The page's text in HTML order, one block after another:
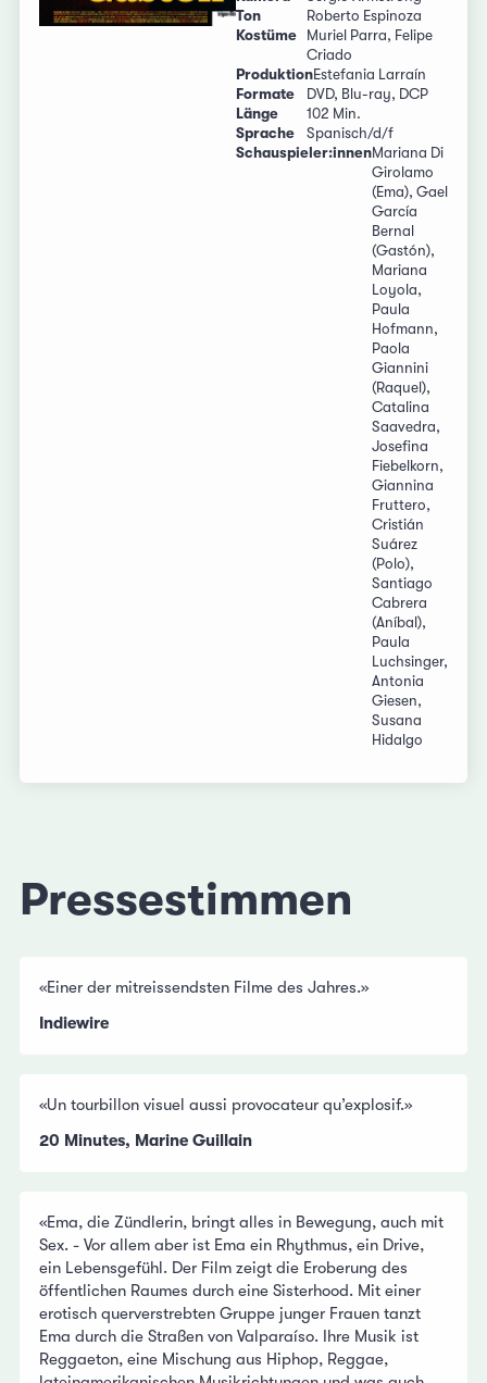
Ton
Roberto Espinoza
Kostüme
Muriel Parra, Felipe
Criado
ProduktionEstefania Larraín
Formate
DVD, Blu-ray, DCP
Länge
102 Min.
Sprache
Spanisch/d/f
Schauspieler:innenMariana Di
Girolamo
(Ema), Gael
García
Bernal
(Gastón),
Mariana
Loyola,
Paula
Hofmann,
Paola
Giannini
(Raquel),
Catalina
Saavedra,
Josefina
Fiebelkorn,
Giannina
Fruttero,
Cristián
Suárez
(Polo),
Santiago
Cabrera
(Aníbal),
Paula
Luchsinger,
Antonia
Giesen,
Susana
Hidalgo
Pressestimmen
«Einer der mitreissendsten Filme des Jahres.»
Indiewire
«Un tourbillon visuel aussi provocateur qu’explosif.»
20 Minutes, Marine Guillain
«Ema, die Zündlerin, bringt alles in Bewegung, auch mit
Sex. - Vor allem aber ist Ema ein Rhythmus, ein Drive,
ein Lebensgefühl. Der Film zeigt die Eroberung des
öffentlichen Raumes durch eine Sisterhood. Mit einer
erotisch querverstrebten Gruppe junger Frauen tanzt
Ema durch die Straßen von Valparaíso. Ihre Musik ist
Reggaeton, eine Mischung aus Hiphop, Reggae,